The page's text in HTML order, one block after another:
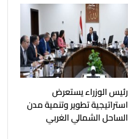
رئيس الوزراء يستعرض
استراتيجية تطوير وتنمية مدن
الساحل الشمالي الغربي